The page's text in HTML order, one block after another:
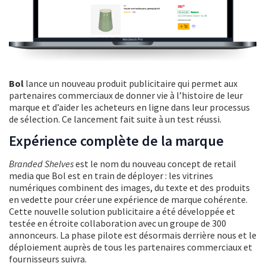
Bol lance un nouveau produit publicitaire qui permet aux
partenaires commerciaux de donner vie à l’histoire de leur
marque et d’aider les acheteurs en ligne dans leur processus
de sélection. Ce lancement fait suite à un test réussi.
Expérience complète de la marque
Branded Shelvesest le nom du nouveau concept de retail
media que Bol est en train de déployer : les vitrines
numériques combinent des images, du texte et des produits
en vedette pour créer une expérience de marque cohérente.
Cette nouvelle solution publicitaire a été développée et
testée en étroite collaboration avec un groupe de 300
annonceurs. La phase pilote est désormais derrière nous et le
déploiement auprès de tous les partenaires commerciaux et
fournisseurs suivra.